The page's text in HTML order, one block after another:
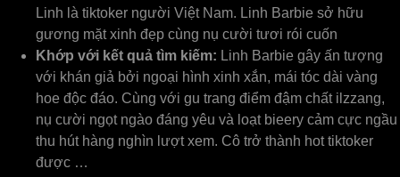
Linh là tiktoker người Việt Nam. Linh Barbie sở hữu
gương mặt xinh đẹp cùng nụ cười tươi rói cuốn
Khớp với kết quả tìm kiếm: Linh Barbie gây ấn tượng
với khán giả bởi ngoại hình xinh xắn, mái tóc dài vàng
hoe độc đáo. Cùng với gu trang điểm đậm chất ilzzang,
nụ cười ngọt ngào đáng yêu và loạt bieery cảm cực ngầu
thu hút hàng nghìn lượt xem. Cô trở thành hot tiktoker
được …